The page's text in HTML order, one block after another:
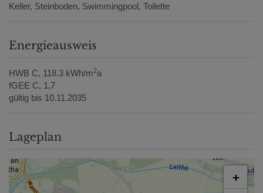
Keller Steinboden Swimmingpool Toilette
Energieausweis
HWB C, 118.3 kWh/m2a
fGEE C, 1,7
gültig bis 10.11.2035
Lageplan
+